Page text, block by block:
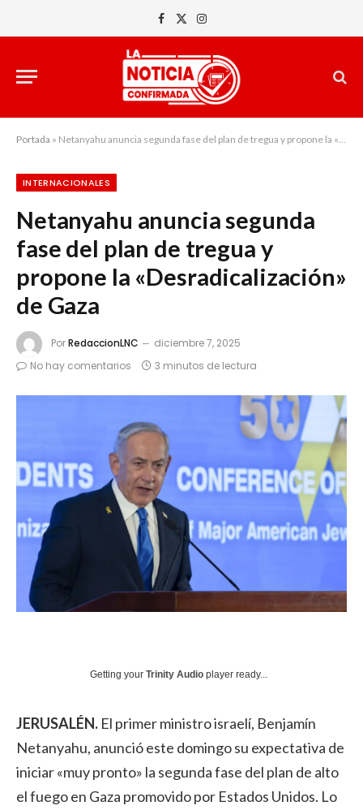
Facebook
X
Instagram
Portada » Netanyahu anuncia segunda fase del plan de tregua y propone la «Desradicalización» de Gaza
INTERNACIONALES
Netanyahu anuncia segunda
fase del plan de tregua y
propone la «Desradicalización»
de Gaza
PorRedaccionLNC
diciembre 7, 2025
No hay comentarios
3 minutos de lectura
Getting your Trinity Audio player ready...
JERUSALÉN. El primer ministro israelí, Benjamín
Netanyahu, anunció este domingo su expectativa de
iniciar «muy pronto» la segunda fase del plan de alto
el fuego en Gaza promovido por Estados Unidos. Lo